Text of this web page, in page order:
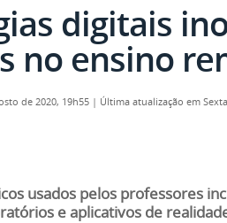
digitais
no ensino
de 2020, 19h55 | Última atualização em
usados pelos professores
e aplicativos de